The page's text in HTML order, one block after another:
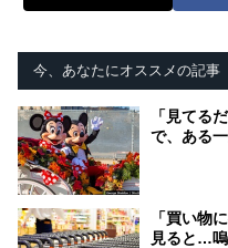
今、あなたにオススメの記事
「見てる
で、ある
「買い物
見ると…